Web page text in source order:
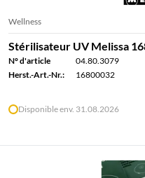
Wellness
Stérilisateur UV Melissa
N° d'article
04.80.3079
Herst.-Art.-Nr.:
16800032
Disponible env. 31.08.2026